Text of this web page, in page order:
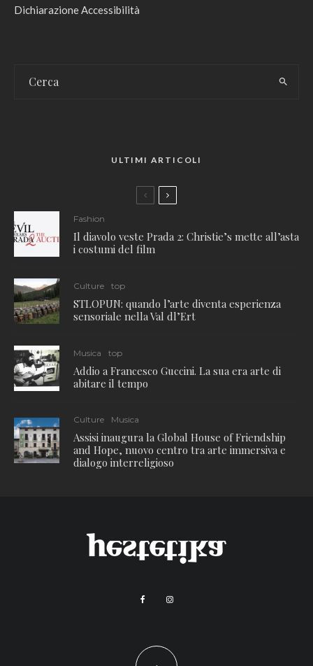
Dichiarazione Accessibilità
ULTIMI ARTICOLI
Fashion
Il diavolo veste Prada 2: Christie’s mette all’asta
i costumi del film
Culture top
STLOPUN: quando l’arte diventa esperienza
sensoriale nella Val dl’Ert
Musica top
Addio a Francesco Guccini. La sua era arte di
abitare il tempo
Culture Musica
Assisi inaugura la Global House of Friendship
and Hope, nuovo centro tra arte immersiva e
dialogo interreligioso